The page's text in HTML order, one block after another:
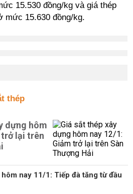
15.530 đồng/kg và giá thép
mức 15.630 đồng/kg.
thép
dựng hôm
trở lại trên
nay 11/1: Tiếp đà tăng từ đầu